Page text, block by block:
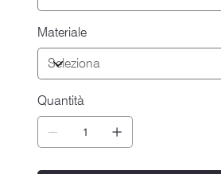
Materiale
Quantità